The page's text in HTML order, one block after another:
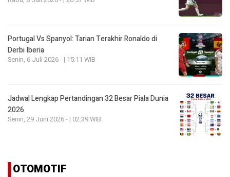
Portugal Vs Spanyol: Tarian Terakhir Ronaldo di
Derbi Iberia
Senin, 6 Juli 2026 - | 15:11 WIB
Jadwal Lengkap Pertandingan 32 Besar Piala Dunia
2026
Senin, 29 Juni 2026 - | 02:39 WIB
OTOMOTIF